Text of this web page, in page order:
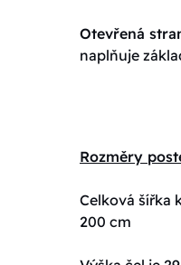
Otevřená
naplňuje
Rozměry
Celková šířka
200 cm